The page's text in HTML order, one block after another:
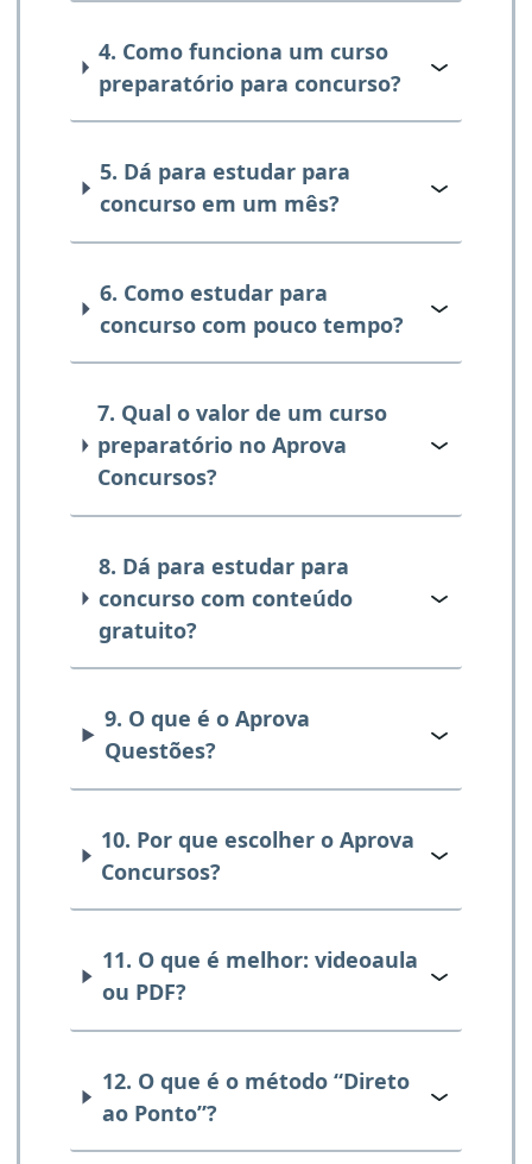
4. Como funciona um curso
preparatório para concurso?
5. Dá para estudar para
concurso em um mês?
6. Como estudar para
concurso com pouco tempo?
7. Qual o valor de um curso
preparatório no Aprova
Concursos?
8. Dá para estudar para
concurso com conteúdo
gratuito?
9. O que é o Aprova
Questões?
10. Por que escolher o Aprova
Concursos?
11. O que é melhor: videoaula
ou PDF?
12. O que é o método “Direto
ao Ponto”?